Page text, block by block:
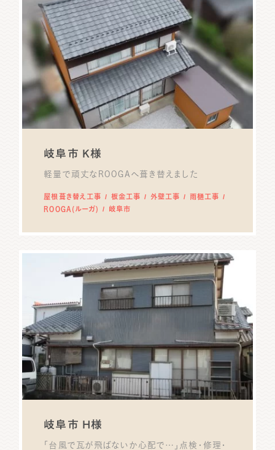
岐阜市 K様
軽量で頑丈なROOGAへ葺き替えました
屋根葺き替え工事 板金工事 外壁工事
雨樋工事
ROOGA(ルーガ)
岐阜市
岐阜市 H様
「台風で瓦が飛ばないか心配で…」点検・修理・